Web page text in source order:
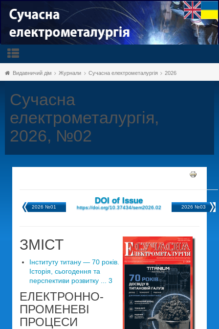
Видавничий дім Журнали Сучасна електрометалургія 2026
Сучасна
електрометалургія,
2026, №02
2026 №01
DOI of Issue
https://doi.org/10.37434/sem2026.02 2026 №03
ЗМІСТ
Інституту титану — 70 років.
Історія, сьогодення та
перспективи розвитку ... 3
ЕЛЕКТРОННО-
ПРОМЕНЕВІ
ПРОЦЕСИ